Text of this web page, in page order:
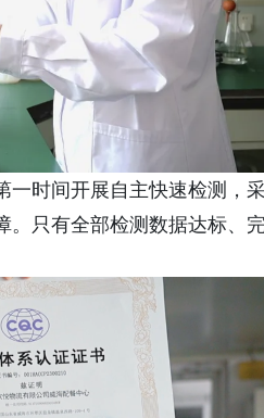
时间开展自主快速检测，
只有全部检测数据达标、